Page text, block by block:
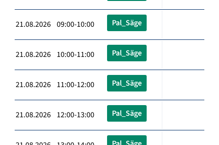
21.08.2026 09:00-10:00 Pal_Säge
21.08.2026 10:00-11:00 Pal_Säge
21.08.2026 11:00-12:00 Pal_Säge
21.08.2026 12:00-13:00 Pal_Säge